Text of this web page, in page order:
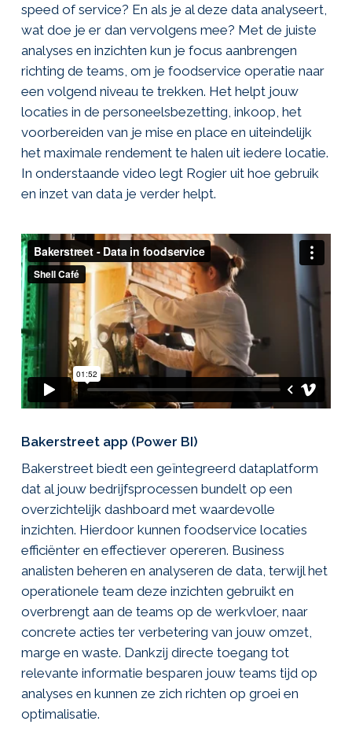
speed of service? En als je al deze data analyseert,
wat doe je er dan vervolgens mee? Met de juiste
analyses en inzichten kun je focus aanbrengen
richting de teams, om je foodservice operatie naar
een volgend niveau te trekken. Het helpt jouw
locaties in de personeelsbezetting, inkoop, het
voorbereiden van je mise en place en uiteindelijk
het maximale rendement te halen uit iedere locatie.
In onderstaande video legt Rogier uit hoe gebruik
en inzet van data je verder helpt.
Bakerstreet app (Power BI)
Bakerstreet biedt een geïntegreerd dataplatform
dat al jouw bedrijfsprocessen bundelt op een
overzichtelijk dashboard met waardevolle
inzichten. Hierdoor kunnen foodservice locaties
efficiënter en effectiever opereren. Business
analisten beheren en analyseren de data, terwijl het
operationele team deze inzichten gebruikt en
overbrengt aan de teams op de werkvloer, naar
concrete acties ter verbetering van jouw omzet,
marge en waste. Dankzij directe toegang tot
relevante informatie besparen jouw teams tijd op
analyses en kunnen ze zich richten op groei en
optimalisatie.